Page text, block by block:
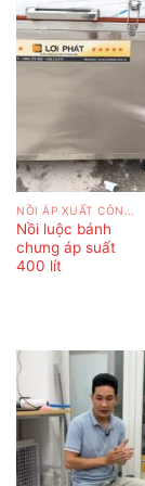
Nồi luộc bánh
chưng áp suất
400 lít